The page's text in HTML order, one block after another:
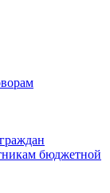
бюджетной